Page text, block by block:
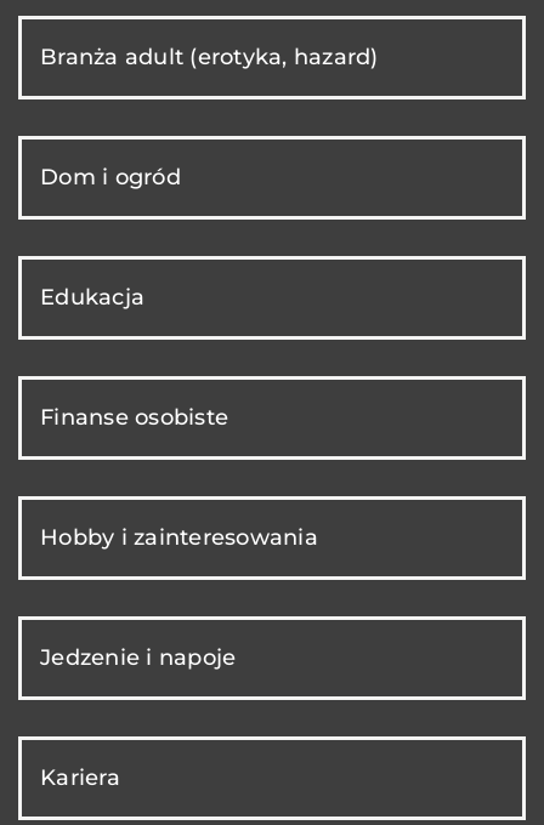
Branża adult (erotyka, hazard)
Dom i ogród
Edukacja
Finanse osobiste
Hobby i zainteresowania
Jedzenie i napoje
Kariera